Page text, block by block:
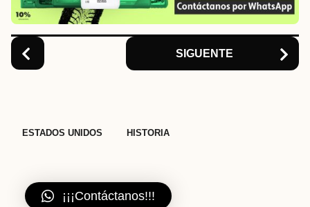
o
n
SIGUENTE
ESTADOS UNIDOS HISTORIA
¡¡¡Contáctanos!!!